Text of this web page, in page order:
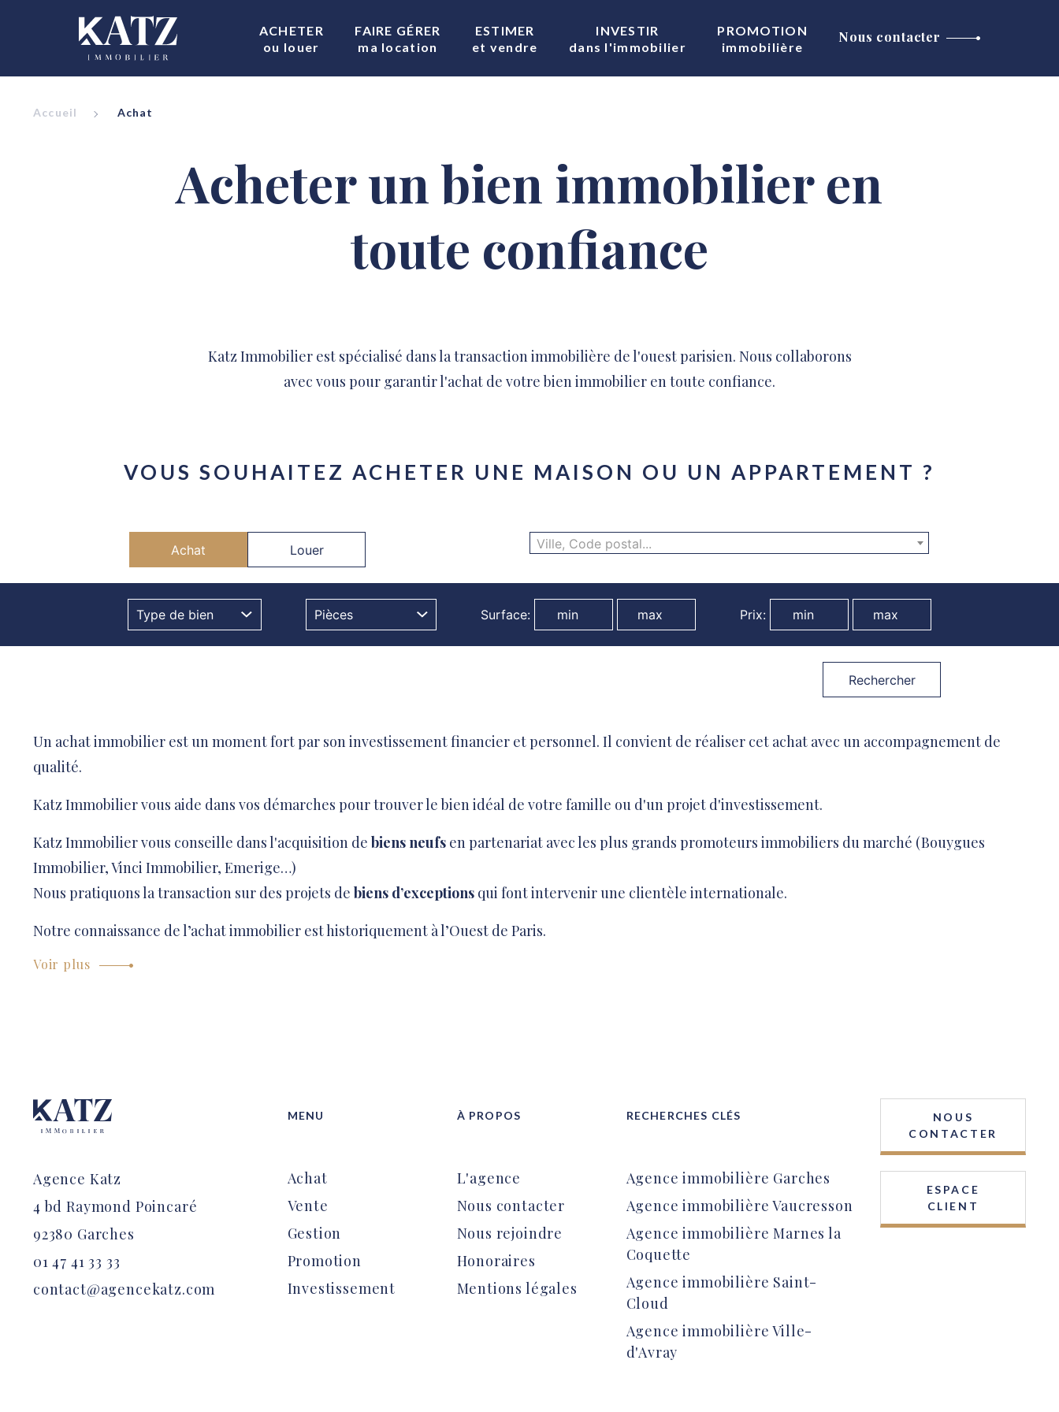
ACHETER
ou louer
FAIRE GÉRER
ma location
ESTIMER
et vendre
INVESTIR
dans l'immobilier
PROMOTION
immobilière
Nous contacter
Accueil Achat
Acheter un bien immobilier en
toute confiance
Katz Immobilier est spécialisé dans la transaction immobilière de l'ouest parisien. Nous collaborons
avec vous pour garantir l'achat de votre bien immobilier en toute confiance.
VOUS SOUHAITEZ ACHETER UNE MAISON OU UN APPARTEMENT ?
Achat Louer Ville, Code postal...
Surface: Prix:
Rechercher
Un achat immobilier est un moment fort par son investissement financier et personnel. Il convient de réaliser cet achat avec un accompagnement de
qualité.
Katz Immobilier vous aide dans vos démarches pour trouver le bien idéal de votre famille ou d'un projet d'investissement.
Katz Immobilier vous conseille dans l'acquisition de biens neufs en partenariat avec les plus grands promoteurs immobiliers du marché (Bouygues
Immobilier, Vinci Immobilier, Emerige…)
Nous pratiquons la transaction sur des projets de biens d’exceptions qui font intervenir une clientèle internationale.
Notre connaissance de l’achat immobilier est historiquement à l’Ouest de Paris.
Voir plus
Agence Katz
4 bd Raymond Poincaré
92380 Garches
01 47 41 33 33
contact@agencekatz.com
MENU
Achat
Vente
Gestion
Promotion
Investissement
À PROPOS
L'agence
Nous contacter
Nous rejoindre
Honoraires
Mentions légales
RECHERCHES CLÉS
Agence immobilière Garches
Agence immobilière Vaucresson
Agence immobilière Marnes la
Coquette
Agence immobilière Saint-
Cloud
Agence immobilière Ville-
d'Avray
NOUS
CONTACTER
ESPACE
CLIENT